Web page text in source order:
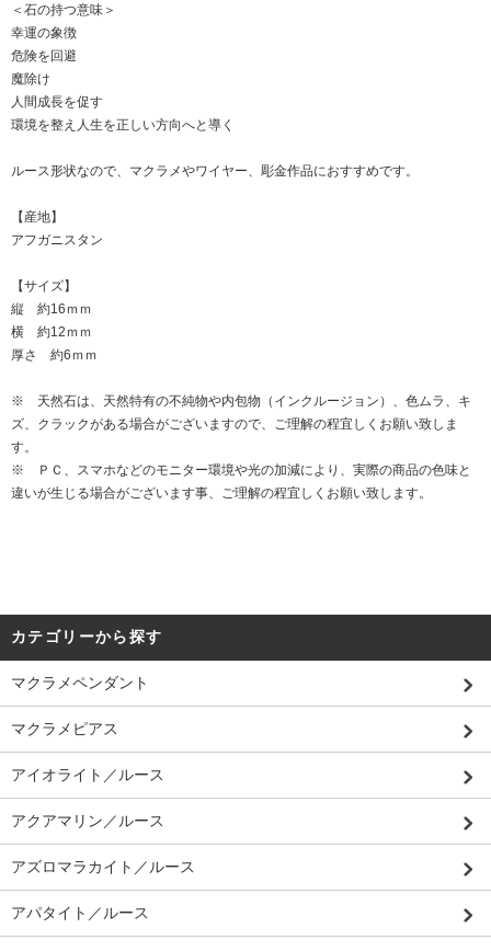
＜石の持つ意味＞
幸運の象徴
危険を回避
魔除け
人間成長を促す
環境を整え人生を正しい方向へと導く
ルース形状なので、マクラメやワイヤー、彫金作品におすすめです。
【産地】
アフガニスタン
【サイズ】
縦 約16ｍｍ
横 約12ｍｍ
厚さ 約6ｍｍ
※ 天然石は、天然特有の不純物や内包物（インクルージョン）、色ムラ、キ
ズ、クラックがある場合がございますので、ご理解の程宜しくお願い致しま
す。
※ ＰＣ、スマホなどのモニター環境や光の加減により、実際の商品の色味と
違いが生じる場合がございます事、ご理解の程宜しくお願い致します。
カテゴリーから探す
マクラメペンダント
マクラメピアス
アイオライト／ルース
アクアマリン／ルース
アズロマラカイト／ルース
アパタイト／ルース